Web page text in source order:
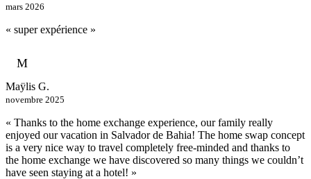
mars 2026
« super expérience »
M
Maÿlis G.
novembre 2025
« Thanks to the home exchange experience, our family really
enjoyed our vacation in Salvador de Bahia! The home swap concept
is a very nice way to travel completely free-minded and thanks to
the home exchange we have discovered so many things we couldn’t
have seen staying at a hotel! »